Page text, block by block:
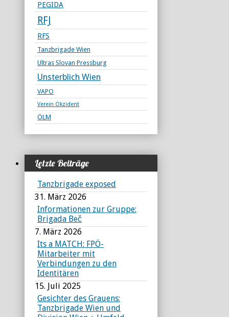
PEGIDA
RFJ
RFS
Tanzbrigade Wien
Ultras Slovan Pressburg
Unsterblich Wien
VAPO
Verein Okzident
ÖLM
Letzte Beiträge
Tanzbrigade exposed
31. März 2026
Informationen zur Gruppe:
Brigada Beč
7. März 2026
Its a MATCH: FPÖ-
Mitarbeiter mit
Verbindungen zu den
Identitären
15. Juli 2025
Gesichter des Grauens:
Tanzbrigade Wien und